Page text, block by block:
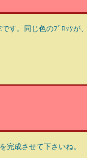
す。同じ色のﾌﾞﾛｯｸが
完成させて下さいね。